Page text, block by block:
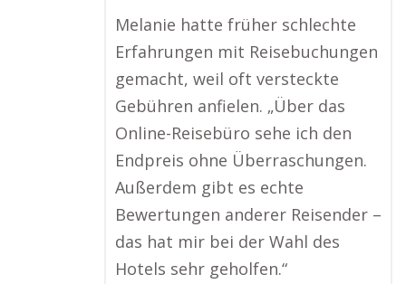
Melanie hatte früher schlechte
Erfahrungen mit Reisebuchungen
gemacht, weil oft versteckte
Gebühren anfielen. „Über das
Online-Reisebüro sehe ich den
Endpreis ohne Überraschungen.
Außerdem gibt es echte
Bewertungen anderer Reisender –
das hat mir bei der Wahl des
Hotels sehr geholfen.“